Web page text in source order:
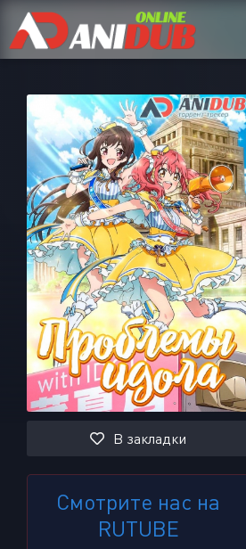
В закладки
Смотрите нас на
RUTUBE